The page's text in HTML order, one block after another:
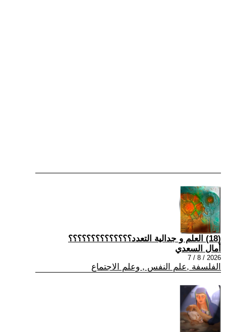
(18) العلم و جدالية التعدد؟؟؟؟؟؟؟؟؟؟؟؟؟؟
أمال السعدي
2026 / 8 / 7
الفلسفة ,علم النفس , وعلم الاجتماع